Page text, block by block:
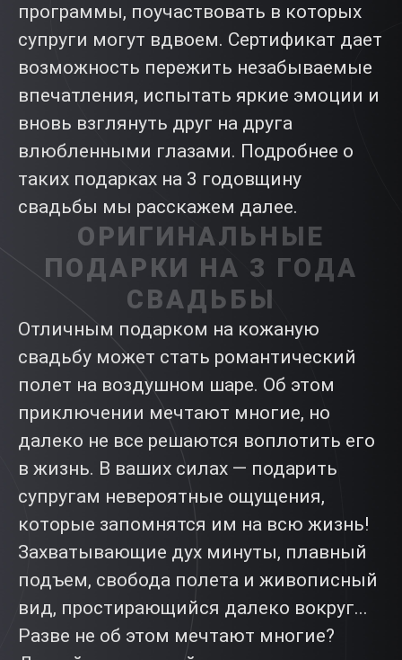
программы, поучаствовать в которых
супруги могут вдвоем. Сертификат дает
возможность пережить незабываемые
впечатления, испытать яркие эмоции и
вновь взглянуть друг на друга
влюбленными глазами. Подробнее о
таких подарках на 3 годовщину
свадьбы мы расскажем далее.
ОРИГИНАЛЬНЫЕ
ПОДАРКИ НА 3 ГОДА
СВАДЬБЫ
Отличным подарком на кожаную
свадьбу может стать романтический
полет на воздушном шаре. Об этом
приключении мечтают многие, но
далеко не все решаются воплотить его
в жизнь. В ваших силах — подарить
супругам невероятные ощущения,
которые запомнятся им на всю жизнь!
Захватывающие дух минуты, плавный
подъем, свобода полета и живописный
вид, простирающийся далеко вокруг...
Разве не об этом мечтают многие?